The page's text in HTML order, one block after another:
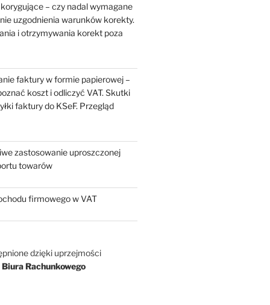
– czy nadal wymagane
uzgodnienia warunków korekty.
i otrzymywania korekt poza
faktury w formie papierowej –
koszt i odliczyć VAT. Skutki
faktury do KSeF. Przegląd
zastosowanie uproszczonej
towarów
firmowego w VAT
dzięki uprzejmości
Rachunkowego